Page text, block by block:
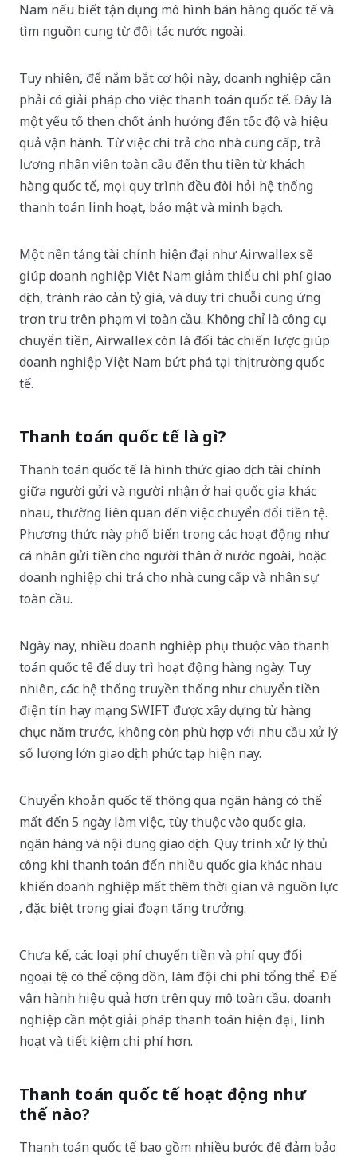
Nam nếu biết tận dụng mô hình bán hàng quốc tế và
tìm nguồn cung từ đối tác nước ngoài.
Tuy nhiên, để nắm bắt cơ hội này, doanh nghiệp cần
phải có giải pháp cho việc thanh toán quốc tế. Đây là
một yếu tố then chốt ảnh hưởng đến tốc độ và hiệu
quả vận hành. Từ việc chi trả cho nhà cung cấp, trả
lương nhân viên toàn cầu đến thu tiền từ khách
hàng quốc tế, mọi quy trình đều đòi hỏi hệ thống
thanh toán linh hoạt, bảo mật và minh bạch.
Một nền tảng tài chính hiện đại như Airwallex sẽ
giúp doanh nghiệp Việt Nam giảm thiểu chi phí giao
dịch, tránh rào cản tỷ giá, và duy trì chuỗi cung ứng
trơn tru trên phạm vi toàn cầu. Không chỉ là công cụ
chuyển tiền, Airwallex còn là đối tác chiến lược giúp
doanh nghiệp Việt Nam bứt phá tại thị trường quốc
tế.
Thanh toán quốc tế là gì?
Thanh toán quốc tế là hình thức giao dịch tài chính
giữa người gửi và người nhận ở hai quốc gia khác
nhau, thường liên quan đến việc chuyển đổi tiền tệ.
Phương thức này phổ biến trong các hoạt động như
cá nhân gửi tiền cho người thân ở nước ngoài, hoặc
doanh nghiệp chi trả cho nhà cung cấp và nhân sự
toàn cầu.
Ngày nay, nhiều doanh nghiệp phụ thuộc vào thanh
toán quốc tế để duy trì hoạt động hàng ngày. Tuy
nhiên, các hệ thống truyền thống như chuyển tiền
điện tín hay mạng SWIFT được xây dựng từ hàng
chục năm trước, không còn phù hợp với nhu cầu xử lý
số lượng lớn giao dịch phức tạp hiện nay.
Chuyển khoản quốc tế thông qua ngân hàng có thể
mất đến 5 ngày làm việc, tùy thuộc vào quốc gia,
ngân hàng và nội dung giao dịch. Quy trình xử lý thủ
công khi thanh toán đến nhiều quốc gia khác nhau
khiến doanh nghiệp mất thêm thời gian và nguồn lực
, đặc biệt trong giai đoạn tăng trưởng.
Chưa kể, các loại phí chuyển tiền và phí quy đổi
ngoại tệ có thể cộng dồn, làm đội chi phí tổng thể. Để
vận hành hiệu quả hơn trên quy mô toàn cầu, doanh
nghiệp cần một giải pháp thanh toán hiện đại, linh
hoạt và tiết kiệm chi phí hơn.
Thanh toán quốc tế hoạt động như
thế nào?
Thanh toán quốc tế bao gồm nhiều bước để đảm bảo